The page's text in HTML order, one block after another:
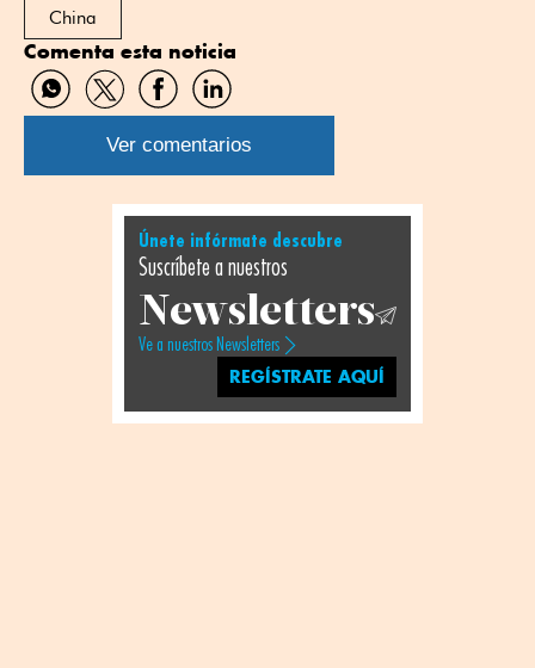
China
Comenta esta noticia
Compartir
por
WhatsApp
Compartir
por
Twitter
Compartir
por
Facebook
Compartir
por
Linkedin
Ver comentarios
Únete infórmate descubre
Suscríbete a nuestros
Newsletters
Ve a nuestros Newsletters
REGÍSTRATE AQUÍ